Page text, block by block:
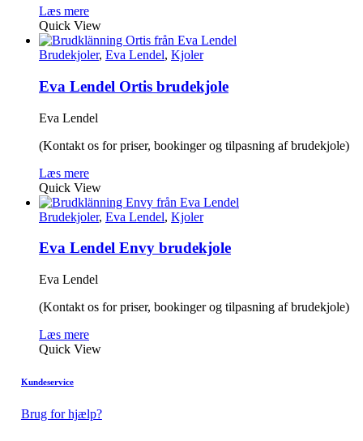
Læs mere
Quick View
Brudekjoler, Eva Lendel, Kjoler
Eva Lendel Ortis brudekjole
Eva Lendel
(Kontakt os for priser, bookinger og tilpasning af brudekjole)
Læs mere
Quick View
Brudekjoler, Eva Lendel, Kjoler
Eva Lendel Envy brudekjole
Eva Lendel
(Kontakt os for priser, bookinger og tilpasning af brudekjole)
Læs mere
Quick View
Kundeservice
Brug for hjælp?